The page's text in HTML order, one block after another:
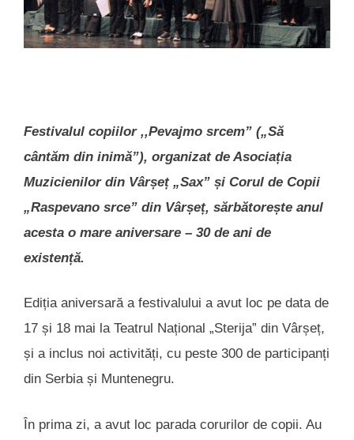
Festivalul copiilor ,,Pevajmo srcem” („Să
cântăm din inimă”), organizat de Asociația
Muzicienilor din Vârșeț „Sax” și Corul de Copii
„Raspevano srce” din Vârșeț, sărbătorește anul
acesta o mare aniversare – 30 de ani de
existență.
Ediția aniversară a festivalului a avut loc pe data de
17 și 18 mai la Teatrul Național „Sterija” din Vârșeț,
și a inclus noi activități, cu peste 300 de participanți
din Serbia și Muntenegru.
În prima zi, a avut loc parada corurilor de copii. Au